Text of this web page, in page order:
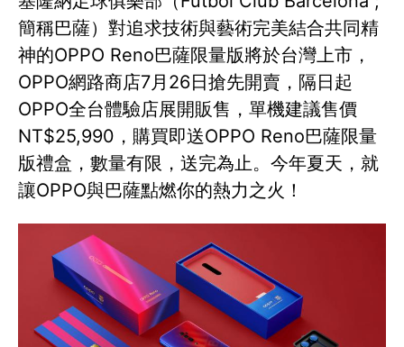
簡稱巴薩）對追求技術與藝術完美結合共同精
神的OPPO Reno巴薩限量版將於台灣上市，
OPPO網路商店7月26日搶先開賣，隔日起
OPPO全台體驗店展開販售，單機建議售價
NT$25,990，購買即送OPPO Reno巴薩限量
版禮盒，數量有限，送完為止。今年夏天，就
讓OPPO與巴薩點燃你的熱力之火！